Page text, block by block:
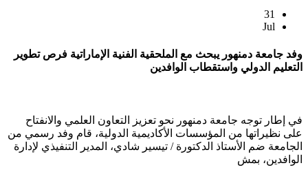
31
Jul
وفد جامعة دمنهور يبحث مع الملحقية الفنية الإماراتية فرص تطوير
التعليم الدولي واستقطاب الوافدين
في إطار توجه جامعة دمنهور نحو تعزيز التعاون العلمي والانفتاح
على نظيراتها من المؤسسات الأكاديمية الدولية، قام وفد رسمي من
الجامعة ضم الأستاذ الدكتورة / تيسير شادي، المدير التنفيذي لإدارة
الوافدين، بمش